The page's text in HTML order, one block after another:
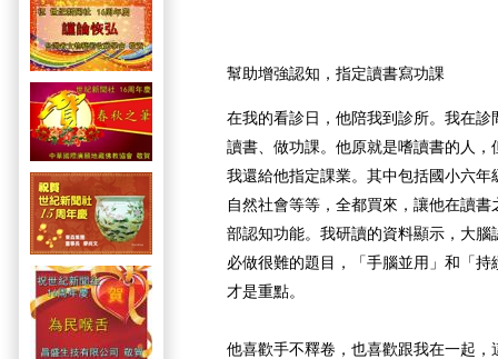
幫助增強認知，指定讀書寫功課
在我的看診日，他陪我到診所。我在
讀書、做功課。他原就是嗜讀書的人
我還給他指定課業。其中包括國小六
自然社會等等，全都買來，讓他在讀
部認知功能。我研讀的資料顯示，大
必做很難的題目，「手腦並用」和「
才是重點。
他喜歡手不釋卷，也喜歡跟我在一起